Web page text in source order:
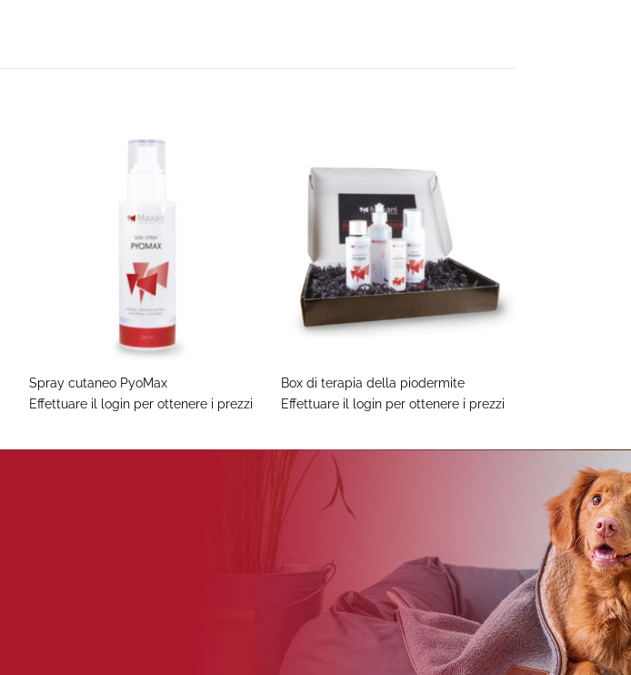
Spray cutaneo PyoMax
Effettuare il login per ottenere i prezzi
Box di terapia della piodermite
Effettuare il login per ottenere i prezzi